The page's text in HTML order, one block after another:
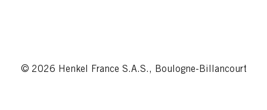
© 2026 Henkel France S.A.S., Boulogne-Billancourt